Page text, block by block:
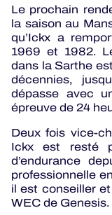
Le prochain
la saison au
qu’Ickx a
1969 et 1982.
dans la Sarthe
décennies,
dépasse avec
épreuve de 24
Deux fois vice-
Ickx est resté
d’endurance
professionnelle
il est conseiller
WEC de Genesis.